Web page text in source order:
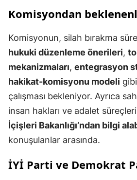
Komisyondan
Komisyonun, silah bırakma
hukuki düzenleme önerileri,
mekanizmaları, entegrasyon
hakikat-komisyonu modeli
çalışması bekleniyor. Ayrıca
insan hakları ve adalet
İçişleri Bakanlığı’ndan bilgi
konuşulanlar arasında.
İYİ Parti ve Demokrat